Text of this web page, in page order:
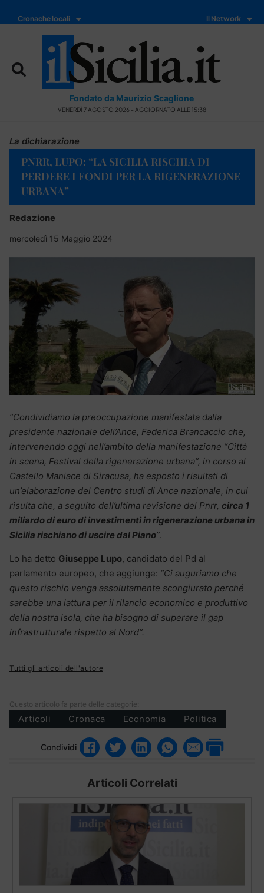
Cronache locali Il Network
Fondato da Maurizio Scaglione
VENERDÌ 7 AGOSTO 2026 - AGGIORNATO ALLE 15:38
La dichiarazione
PNRR, LUPO: “LA SICILIA RISCHIA DI
PERDERE I FONDI PER LA RIGENERAZIONE
URBANA”
Redazione
mercoledì 15 Maggio 2024
“Condividiamo la preoccupazione manifestata dalla
presidente nazionale dell’Ance, Federica Brancaccio che,
intervenendo oggi nell’ambito della manifestazione “Città
in scena, Festival della rigenerazione urbana”, in corso al
Castello Maniace di Siracusa, ha esposto i risultati di
un’elaborazione del Centro studi di Ance nazionale, in cui
risulta che, a seguito dell’ultima revisione del Pnrr, circa 1
miliardo di euro di investimenti in rigenerazione urbana in
Sicilia rischiano di uscire dal Piano”.
Lo ha detto Giuseppe Lupo, candidato del Pd al
parlamento europeo, che aggiunge: ”Ci auguriamo che
questo rischio venga assolutamente scongiurato perché
sarebbe una iattura per il rilancio economico e produttivo
della nostra isola, che ha bisogno di superare il gap
infrastrutturale rispetto al Nord”.
Tutti gli articoli dell'autore
Questo articolo fa parte delle categorie:
Articoli Cronaca Economia Politica
Condividi
Articoli Correlati